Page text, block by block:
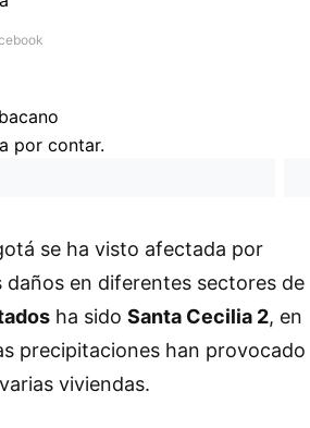
se ha visto afectada por
daños en diferentes sectores de
ha sido Santa Cecilia 2, en
precipitaciones han provocado
viviendas.